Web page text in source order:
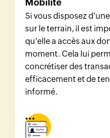
Mobilité
Si vous disposez
sur le terrain, il est
qu'elle a accès aux
moment. Cela lui
concrétiser des
efficacement et de
informé.